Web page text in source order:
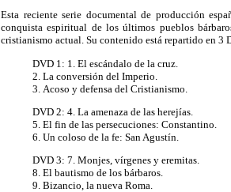
Esta reciente serie documental de producción
conquista espiritual de los últimos pueblos
cristianismo actual. Su contenido está repartido en 3
DVD 1: 1. El escándalo de la cruz.
2. La conversión del Imperio.
3. Acoso y defensa del Cristianismo.
DVD 2: 4. La amenaza de las herejías.
5. El fin de las persecuciones: Constantino.
6. Un coloso de la fe: San Agustín.
DVD 3: 7. Monjes, vírgenes y eremitas.
8. El bautismo de los bárbaros.
9. Bizancio, la nueva Roma.